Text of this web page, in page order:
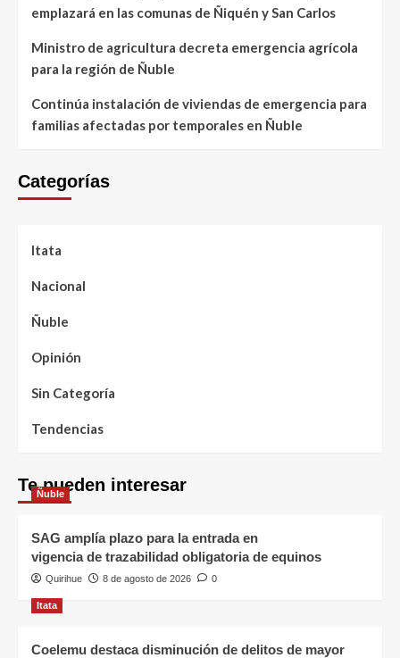
emplazará en las comunas de Ñiquén y San Carlos
Ministro de agricultura decreta emergencia agrícola
para la región de Ñuble
Continúa instalación de viviendas de emergencia para
familias afectadas por temporales en Ñuble
Categorías
Itata
Nacional
Ñuble
Opinión
Sin Categoría
Tendencias
Te pueden interesar
Ñuble
SAG amplía plazo para la entrada en
vigencia de trazabilidad obligatoria de equinos
Quirihue 8 de agosto de 2026 0
Itata
Coelemu destaca disminución de delitos de mayor